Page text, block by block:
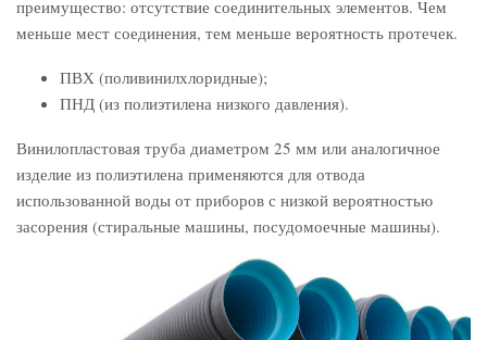
преимущество: отсутствие соединительных элементов. Чем
меньше мест соединения, тем меньше вероятность протечек.
ПВХ (поливинилхлоридные);
ПНД (из полиэтилена низкого давления).
Винилопластовая труба диаметром 25 мм или аналогичное
изделие из полиэтилена применяются для отвода
использованной воды от приборов с низкой вероятностью
засорения (стиральные машины, посудомоечные машины).